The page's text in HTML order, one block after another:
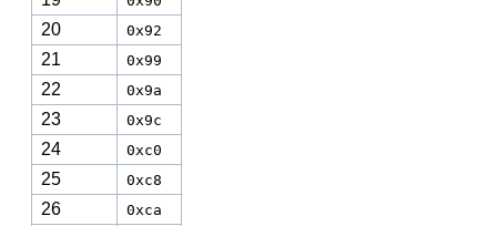
20 0x92
21 0x99
22 0x9a
23 0x9c
24 0xc0
25 0xc8
26 0xca